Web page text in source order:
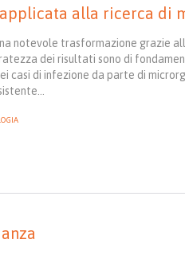
alla ricerca di
notevole trasformazione grazie
dei risultati sono di
di infezione da parte di